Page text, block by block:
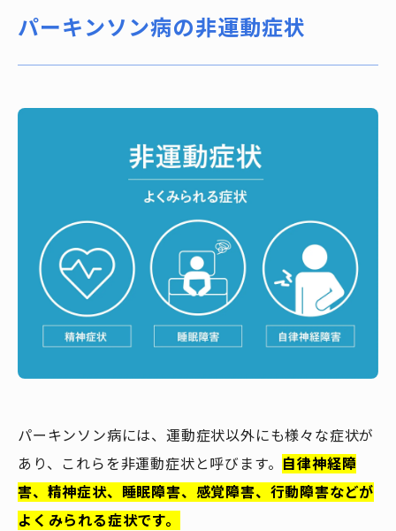
パーキンソン病の非運動症状
パーキンソン病には、運動症状以外にも様々な症状が
あり、これらを非運動症状と呼びます。 自律神経障
害、精神症状、睡眠障害、感覚障害、行動障害などが
よくみられる症状です。